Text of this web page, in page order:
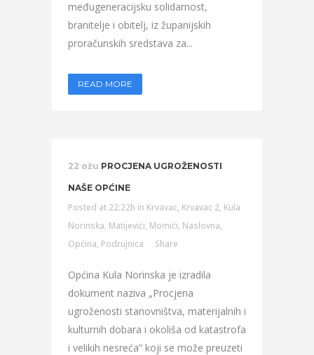
međugeneracijsku solidarnost,
branitelje i obitelj, iz županijskih
proračunskih sredstava za...
READ MORE
22 ožu PROCJENA UGROŽENOSTI
NAŠE OPĆINE
Posted at 22:22h in Krvavac, Krvavac 2, Kula
Norinska, Matijevići, Momići, Naslovna,
Općina, Podrujnica Share
Općina Kula Norinska je izradila
dokument naziva „Procjena
ugroženosti stanovništva, materijalnih i
kulturnih dobara i okoliša od katastrofa
i velikih nesreća” koji se može preuzeti